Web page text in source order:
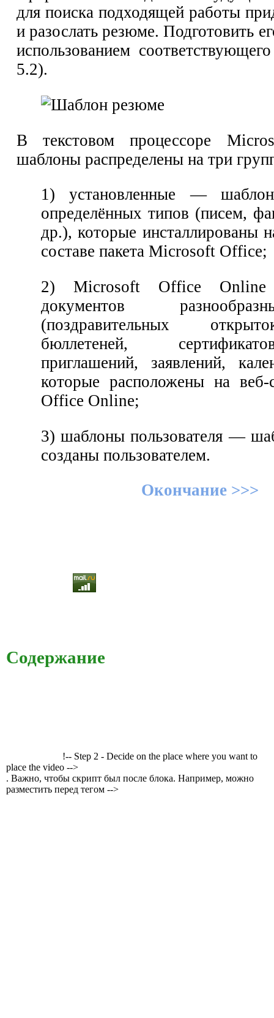
для поиска подходящей работы
и разослать резюме. Подготовить
использованием
5.2).
В текстовом процессоре
шаблоны распределены на три
1) установленные —
определённых типов (писем,
др.), которые инсталлированы
составе пакета Microsoft Office;
2) Microsoft Office
документов
(поздравительных
бюллетеней,
приглашений, заявлений,
которые расположены на веб-
Office Online;
3) шаблоны пользователя —
созданы пользователем.
Окончание >>>
Содержание
!-- Step 2 - Decide on the place where you want to
place the video -->
. Важно, чтобы скрипт был после блока. Например, можно
разместить перед тегом -->